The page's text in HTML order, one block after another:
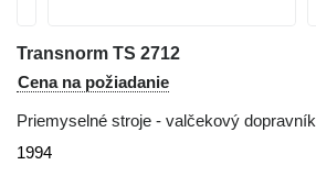
Transnorm TS 2712
Cena na požiadanie
Priemyselné stroje - valčekový dopravník
1994